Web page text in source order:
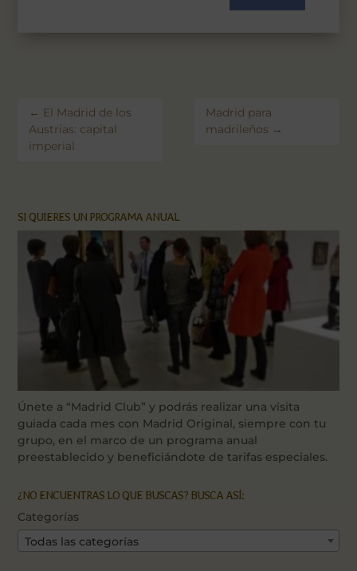
← El Madrid de los
Austrias: capital
imperial
Madrid para
madrileños →
SI QUIERES UN PROGRAMA ANUAL
Únete a “Madrid Club” y podrás realizar una visita
guiada cada mes con Madrid Original, siempre con tu
grupo, en el marco de un programa anual
preestablecido y beneficiándote de tarifas especiales.
¿NO ENCUENTRAS LO QUE BUSCAS? BUSCA ASÍ:
Categorías
Todas las categorías